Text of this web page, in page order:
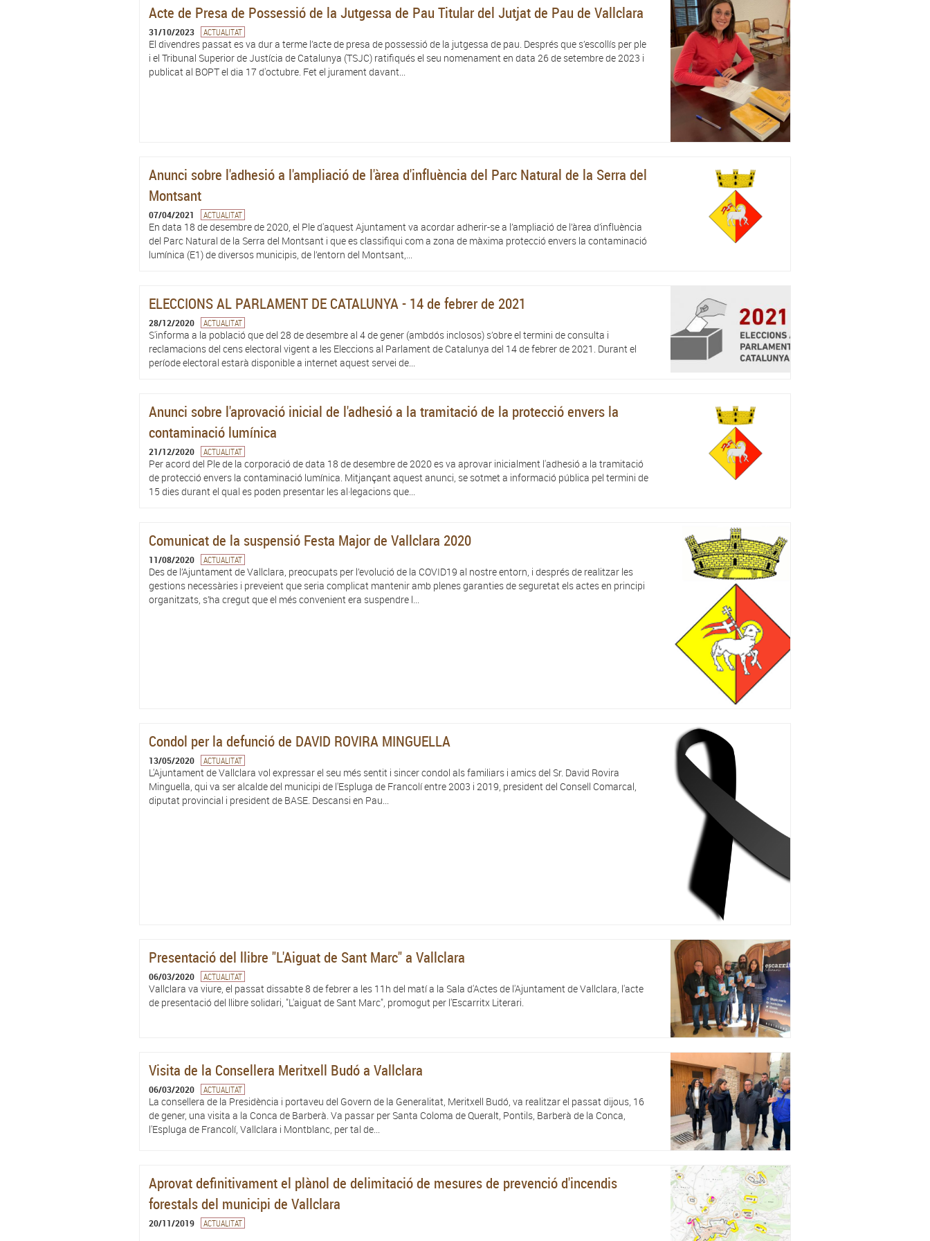
Acte de Presa de Possessió de la Jutgessa de Pau Titular del Jutjat de Pau de Vallclara
31/10/2023 ACTUALITAT
El divendres passat es va dur a terme l’acte de presa de possessió de la jutgessa de pau. Després que s’escollís per ple
i el Tribunal Superior de Justícia de Catalunya (TSJC) ratifiqués el seu nomenament en data 26 de setembre de 2023 i
publicat al BOPT el dia 17 d'octubre. Fet el jurament davant...
Anunci sobre l'adhesió a l'ampliació de l'àrea d'influència del Parc Natural de la Serra del
Montsant
07/04/2021 ACTUALITAT
En data 18 de desembre de 2020, el Ple d'aquest Ajuntament va acordar adherir-se a l’ampliació de l’àrea d’influència
del Parc Natural de la Serra del Montsant i que es classifiqui com a zona de màxima protecció envers la contaminació
lumínica (E1) de diversos municipis, de l’entorn del Montsant,...
ELECCIONS AL PARLAMENT DE CATALUNYA - 14 de febrer de 2021
28/12/2020 ACTUALITAT
S'informa a la població que del 28 de desembre al 4 de gener (ambdós inclosos) s’obre el termini de consulta i
reclamacions del cens electoral vigent a les Eleccions al Parlament de Catalunya del 14 de febrer de 2021. Durant el
període electoral estarà disponible a internet aquest servei de...
Anunci sobre l'aprovació inicial de l'adhesió a la tramitació de la protecció envers la
contaminació lumínica
21/12/2020 ACTUALITAT
Per acord del Ple de la corporació de data 18 de desembre de 2020 es va aprovar inicialment l'adhesió a la tramitació
de protecció envers la contaminació lumínica. Mitjançant aquest anunci, se sotmet a informació pública pel termini de
15 dies durant el qual es poden presentar les al·legacions que...
Comunicat de la suspensió Festa Major de Vallclara 2020
11/08/2020 ACTUALITAT
Des de l’Ajuntament de Vallclara, preocupats per l’evolució de la COVID19 al nostre entorn, i després de realitzar les
gestions necessàries i preveient que seria complicat mantenir amb plenes garanties de seguretat els actes en principi
organitzats, s’ha cregut que el més convenient era suspendre l...
Condol per la defunció de DAVID ROVIRA MINGUELLA
13/05/2020 ACTUALITAT
L'Ajuntament de Vallclara vol expressar el seu més sentit i sincer condol als familiars i amics del Sr. David Rovira
Minguella, qui va ser alcalde del municipi de l'Espluga de Francolí entre 2003 i 2019, president del Consell Comarcal,
diputat provincial i president de BASE. Descansi en Pau...
Presentació del llibre "L'Aiguat de Sant Marc" a Vallclara
06/03/2020 ACTUALITAT
Vallclara va viure, el passat dissabte 8 de febrer a les 11h del matí a la Sala d'Actes de l'Ajuntament de Vallclara, l'acte
de presentació del llibre solidari, "L'aiguat de Sant Marc", promogut per l'Escarritx Literari.
Visita de la Consellera Meritxell Budó a Vallclara
06/03/2020 ACTUALITAT
La consellera de la Presidència i portaveu del Govern de la Generalitat, Meritxell Budó, va realitzar el passat dijous, 16
de gener, una visita a la Conca de Barberà. Va passar per Santa Coloma de Queralt, Pontils, Barberà de la Conca,
l'Espluga de Francolí, Vallclara i Montblanc, per tal de...
Aprovat definitivament el plànol de delimitació de mesures de prevenció d'incendis
forestals del municipi de Vallclara
20/11/2019 ACTUALITAT